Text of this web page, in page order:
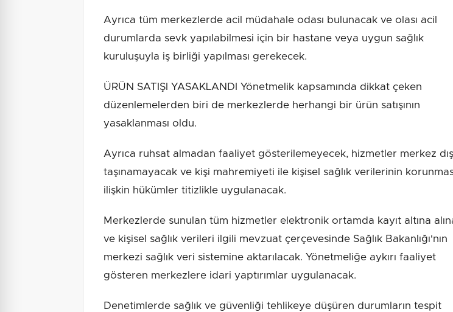
Ayrıca tüm merkezlerde acil müdahale odası bulunacak ve olası acil
durumlarda sevk yapılabilmesi için bir hastane veya uygun sağlık
kuruluşuyla iş birliği yapılması gerekecek.
ÜRÜN SATIŞI YASAKLANDI Yönetmelik kapsamında dikkat çeken
düzenlemelerden biri de merkezlerde herhangi bir ürün satışının
yasaklanması oldu.
Ayrıca ruhsat almadan faaliyet gösterilemeyecek, hizmetler merkez
taşınamayacak ve kişi mahremiyeti ile kişisel sağlık verilerinin
ilişkin hükümler titizlikle uygulanacak.
Merkezlerde sunulan tüm hizmetler elektronik ortamda kayıt altına
ve kişisel sağlık verileri ilgili mevzuat çerçevesinde Sağlık Bakanlığı'nın
merkezi sağlık veri sistemine aktarılacak. Yönetmeliğe aykırı faaliyet
gösteren merkezlere idari yaptırımlar uygulanacak.
Denetimlerde sağlık ve güvenliği tehlikeye düşüren durumların tespit